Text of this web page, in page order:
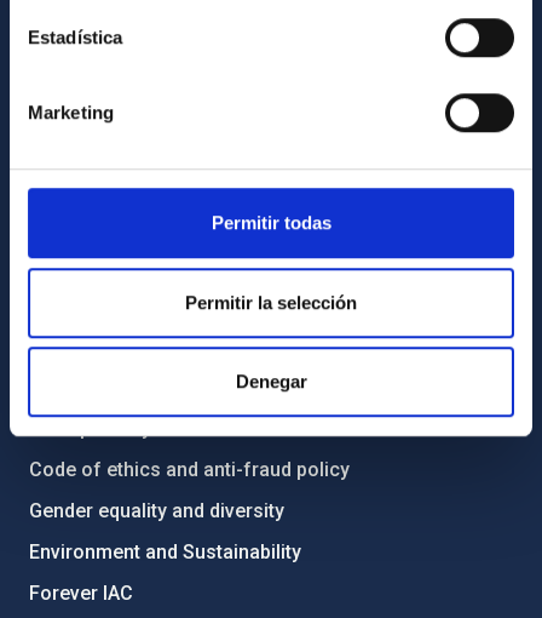
Estadística
Marketing
Permitir todas
Permitir la selección
Denegar
Contact
List of personnel
General register
ABOUT THE IAC
Code of ethics and anti-fraud policy
Gender equality and diversity
Environment and Sustainability
Forever IAC